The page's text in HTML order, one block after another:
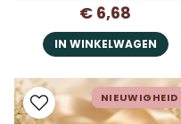
€ 6,68
IN WINKELWAGEN
NIEUWIGHEID